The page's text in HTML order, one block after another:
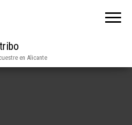
en Alicante